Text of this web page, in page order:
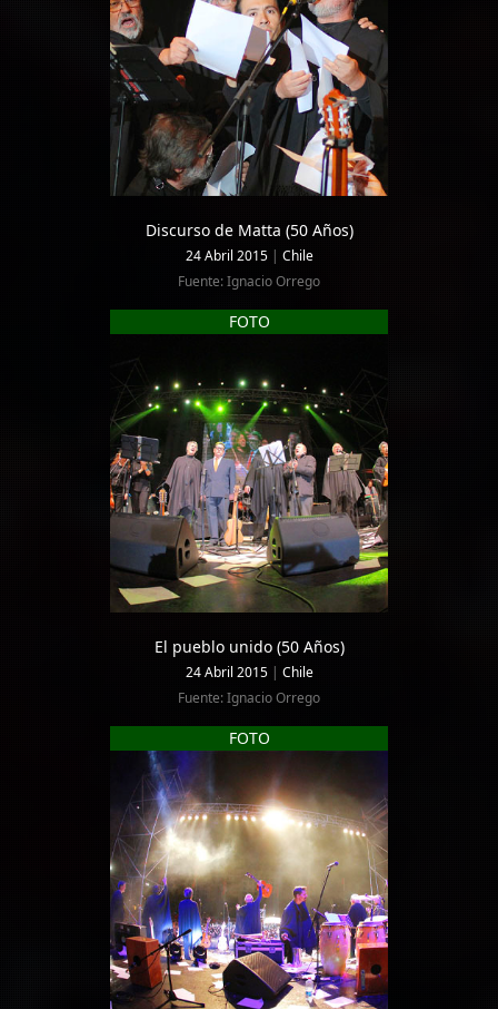
Discurso de Matta (50 Años)
24 Abril 2015 | Chile
Fuente: Ignacio Orrego
FOTO
El pueblo unido (50 Años)
24 Abril 2015 | Chile
Fuente: Ignacio Orrego
FOTO